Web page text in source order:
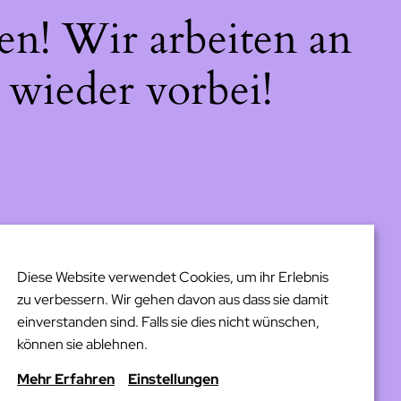
Wir arbeiten an
vorbei!
Diese Website verwendet Cookies, um ihr Erlebnis
zu verbessern. Wir gehen davon aus dass sie damit
einverstanden sind. Falls sie dies nicht wünschen,
können sie ablehnen.
Mehr Erfahren
Einstellungen